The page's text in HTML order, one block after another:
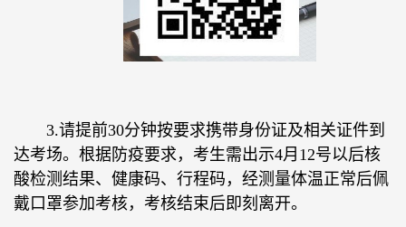
3.请提前30分钟按要求携带身份证及相关证件到
达考场。根据防疫要求，考生需出示4月12号以后核
酸检测结果、健康码、行程码，经测量体温正常后佩
戴口罩参加考核，考核结束后即刻离开。